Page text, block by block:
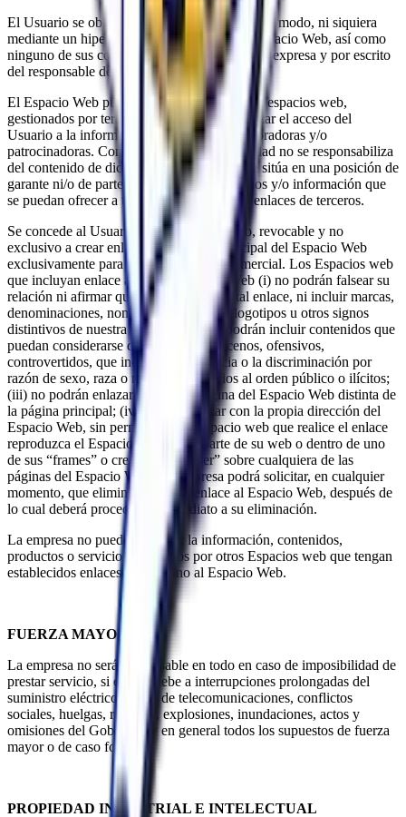
El Usuario se obliga a no reproducir de ningún modo, ni siquiera
mediante un hiperenlace o hipervínculo, el Espacio Web, así como
ninguno de sus contenidos, salvo autorización expresa y por escrito
del responsable del fichero.
El Espacio Web puede incluir enlaces a otros espacios web,
gestionados por terceros, con objeto de facilitar el acceso del
Usuario a la información de empresas colaboradoras y/o
patrocinadoras. Conforme con ello, la sociedad no se responsabiliza
del contenido de dichos Espacios web, ni se sitúa en una posición de
garante ni/o de parte ofertante de los servicios y/o información que
se puedan ofrecer a terceros a través de los enlaces de terceros.
Se concede al Usuario un derecho limitado, revocable y no
exclusivo a crear enlaces a la página principal del Espacio Web
exclusivamente para uso privado y no comercial. Los Espacios web
que incluyan enlace a nuestro Espacio Web (i) no podrán falsear su
relación ni afirmar que se ha autorizado tal enlace, ni incluir marcas,
denominaciones, nombres comerciales, logotipos u otros signos
distintivos de nuestra sociedad; (ii) no podrán incluir contenidos que
puedan considerarse de mal gusto, obscenos, ofensivos,
controvertidos, que inciten a la violencia o la discriminación por
razón de sexo, raza o religión, contrarios al orden público o ilícitos;
(iii) no podrán enlazar a ninguna página del Espacio Web distinta de
la página principal; (iv) deberá enlazar con la propia dirección del
Espacio Web, sin permitir que el Espacio web que realice el enlace
reproduzca el Espacio Web como parte de su web o dentro de uno
de sus “frames” o crear un “browser” sobre cualquiera de las
páginas del Espacio Web. La empresa podrá solicitar, en cualquier
momento, que elimine cualquier enlace al Espacio Web, después de
lo cual deberá proceder de inmediato a su eliminación.
La empresa no puede controlar la información, contenidos,
productos o servicios facilitados por otros Espacios web que tengan
establecidos enlaces con destino al Espacio Web.
FUERZA MAYOR
La empresa no será responsable en todo en caso de imposibilidad de
prestar servicio, si ésta se debe a interrupciones prolongadas del
suministro eléctrico, líneas de telecomunicaciones, conflictos
sociales, huelgas, rebelión, explosiones, inundaciones, actos y
omisiones del Gobierno, y en general todos los supuestos de fuerza
mayor o de caso fortuito.
PROPIEDAD INDUSTRIAL E INTELECTUAL